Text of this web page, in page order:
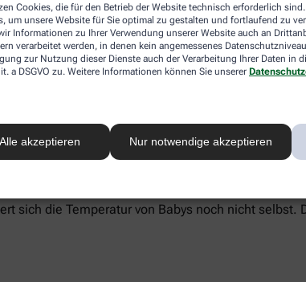
Cookies, die für den Betrieb der Website technisch erforderlich
um unsere Website für Sie optimal zu gestalten und fortlaufend zu
Informationen zu Ihrer Verwendung unserer Website auch an
verarbeitet werden, in denen kein angemessenes
zur Nutzung dieser Dienste auch der Verarbeitung Ihrer Daten in
a DSGVO zu. Weitere Informationen können Sie unserer
Alle akzeptieren Nur notwendige akzeptieren
es sich um Ringelröteln handeln. Der hoch
Röteln oder dem Dreitagefieber erscheinen
ausbreitet.
sich die Temperatur von Babys noch nicht selbst.